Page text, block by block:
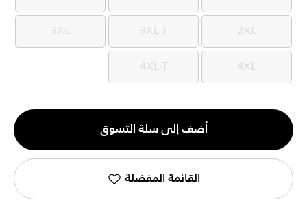
2XL
2XL
3XL-T
3XL-T
3XL
3XL
4XL
4XL
4XL-T
4XL-T
الكمية
1
أضف إلى سلة التسوق
القائمة المفضلة